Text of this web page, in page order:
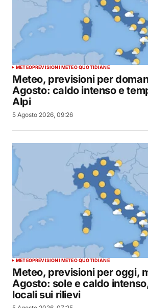
METEOPREVISIONI METEO QUOTIDIANE
Meteo, previsioni per
Agosto: caldo intenso e
Alpi
5 Agosto 2026, 09:26
METEOPREVISIONI METEO QUOTIDIANE
Meteo, previsioni per oggi,
Agosto: sole e caldo
locali sui rilievi